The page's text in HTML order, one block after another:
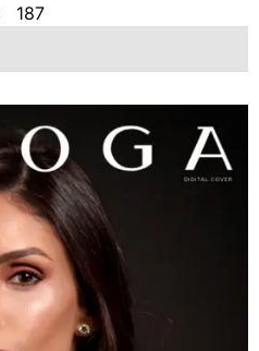
187